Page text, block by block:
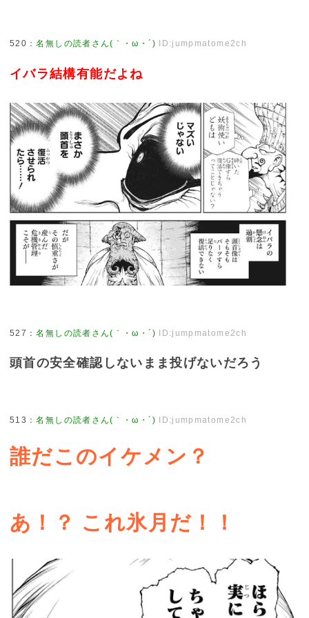
520 ：名無しの読者さん(｀・ω・´) ID:jumpmatome2ch
イバラ結構有能だよね
527 ：名無しの読者さん(｀・ω・´) ID:jumpmatome2ch
頭首の安全確認しないまま投げないだろう
513 ：名無しの読者さん(｀・ω・´) ID:jumpmatome2ch
誰だこのイケメン？
あ！？ これ氷月だ！！